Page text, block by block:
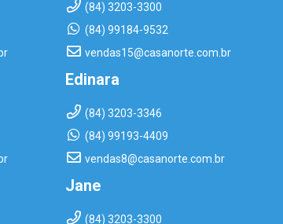
(84) 3203-3300
(84) 99184-9532
vendas15@casanorte.com.br
Edinara
(84) 3203-3346
(84) 99193-4409
vendas8@casanorte.com.br
Jane
(84) 3203-3300